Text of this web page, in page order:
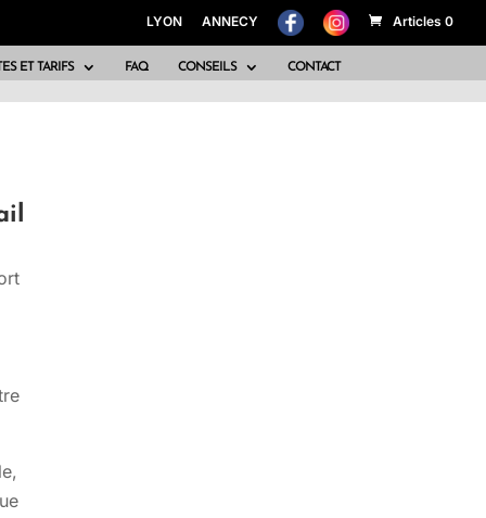
LYON ANNECY Articles 0
ET TARIFS FAQ CONSEILS CONTACT